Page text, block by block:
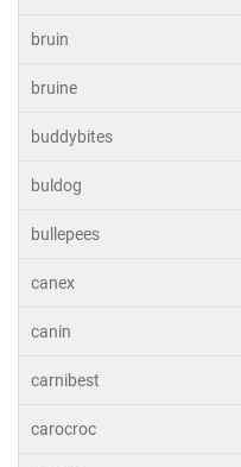
bruin
bruine
buddybites
buldog
bullepees
canex
canin
carnibest
carocroc